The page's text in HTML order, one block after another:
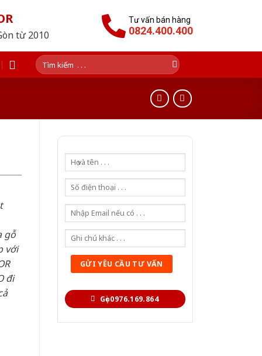
từ 2010
Tư vấn bán hàng
0824.400.400
Tìm
kiếm:
Gọi 0976.169.864
gỗ
với
đi